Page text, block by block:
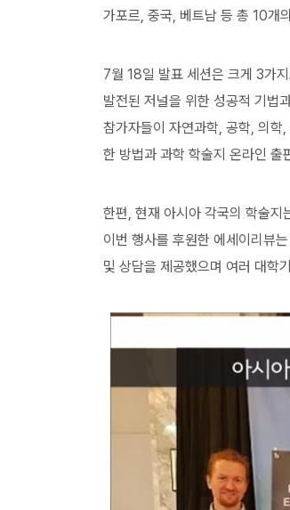
가포르, 중국, 베트남 등 총 10개
7월 18일 발표 세션은 크게 3가
발전된 저널을 위한 성공적 기법
참가자들이 자연과학, 공학, 의학
한 방법과 과학 학술지 온라인 출
한편, 현재 아시아 각국의 학술지
이번 행사를 후원한 에세이리뷰
및 상담을 제공했으며 여러 대학